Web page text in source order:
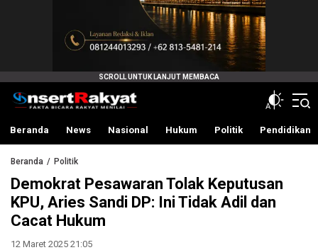
InsertRakyat.com
Fakta Bicara Rakyat Menilai
Beranda News Nasional Hukum Politik Pendidikan
Beranda Politik
Demokrat Pesawaran Tolak Keputusan
KPU, Aries Sandi DP: Ini Tidak Adil dan
Cacat Hukum
12 Maret 2025 21:05